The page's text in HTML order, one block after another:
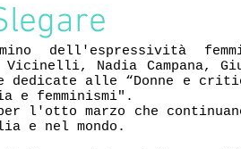
dell'espressività
Nadia Campana,
dedicate alle “Donne e
e femminismi".
l'otto marzo che
e nel mondo.